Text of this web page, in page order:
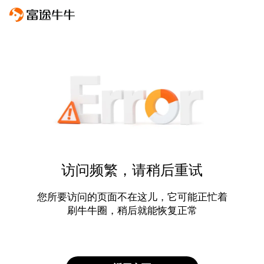
访问频繁，请稍后重试
您所要访问的页面不在这儿，它可能正忙着
刷牛牛圈，稍后就能恢复正常